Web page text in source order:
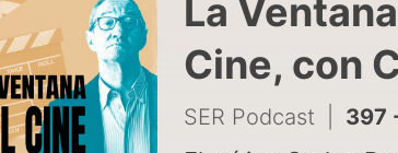
La
Cine, con
Boyero
SER Podcast 397 - La Ventana del Cine |